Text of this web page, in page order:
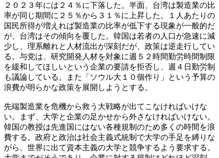
２０２３年には２４％に下落した。半面、台湾は製造業の比
率が同じ期間に２５％から３１％に上昇した。１人あたりの
国民所得が増えれば製造業の比率が低下する現象が一般的だ
が、台湾はその傾向を覆した。韓国は若者の人口が急速に減
少し、理系離れと人材流出が深刻だが、政策は逆走行してい
る。与党は、研究開発人材を対象に週５２時間勤労時間制限
を緩和してほしいという企業の要請を拒否し、週４日勤労制
も議論している。また「ソウル大１０個作り」という予算の
浪費が明らかな政策を展開しようとする。
先端製造業を危機から救う大戦略が出てこなければいけな
い。まず、大学と企業の足かせから外さなければいけない。
韓国の教授は先進国にはない各種規制のため多くの時間を浪
費する。政府と政治は社会主義式統制で大学の手足を縛りな
がら、世界に出て資本主義の大学と競争するよう要求する。